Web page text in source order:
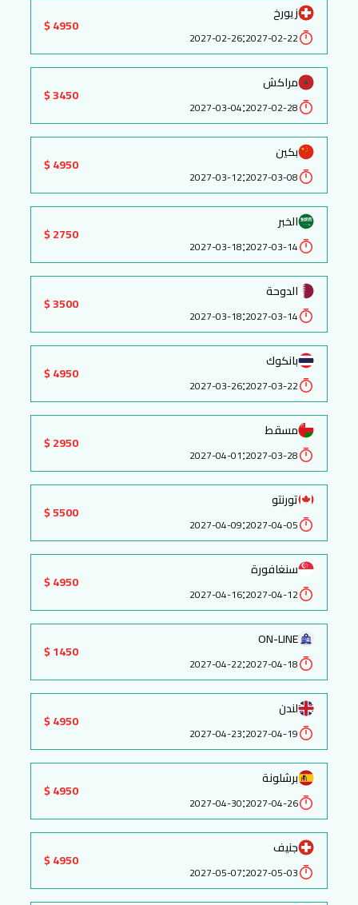
زيورخ
2027-02-22
:
2027-02-26
4950 $
مراكش
2027-02-28
:
2027-03-04
3450 $
بكين
2027-03-08
:
2027-03-12
4950 $
الخبر
2027-03-14
:
2027-03-18
2750 $
الدوحة
2027-03-14
:
2027-03-18
3500 $
بانكوك
2027-03-22
:
2027-03-26
4950 $
مسقط
2027-03-28
:
2027-04-01
2950 $
تورنتو
2027-04-05
:
2027-04-09
5500 $
سنغافورة
2027-04-12
:
2027-04-16
4950 $
ON-LINE
2027-04-18
:
2027-04-22
1450 $
لندن
2027-04-19
:
2027-04-23
4950 $
برشلونة
2027-04-26
:
2027-04-30
4950 $
جنيف
2027-05-03
:
2027-05-07
4950 $